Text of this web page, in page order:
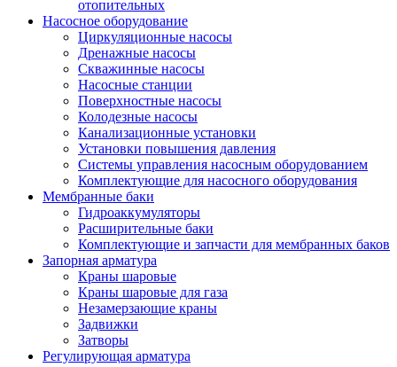
отопительных
Насосное оборудование
Циркуляционные насосы
Дренажные насосы
Скважинные насосы
Насосные станции
Поверхностные насосы
Колодезные насосы
Канализационные установки
Установки повышения давления
Системы управления насосным оборудованием
Комплектующие для насосного оборудования
Мембранные баки
Гидроаккумуляторы
Расширительные баки
Комплектующие и запчасти для мембранных баков
Запорная арматура
Краны шаровые
Краны шаровые для газа
Незамерзающие краны
Задвижки
Затворы
Регулирующая арматура